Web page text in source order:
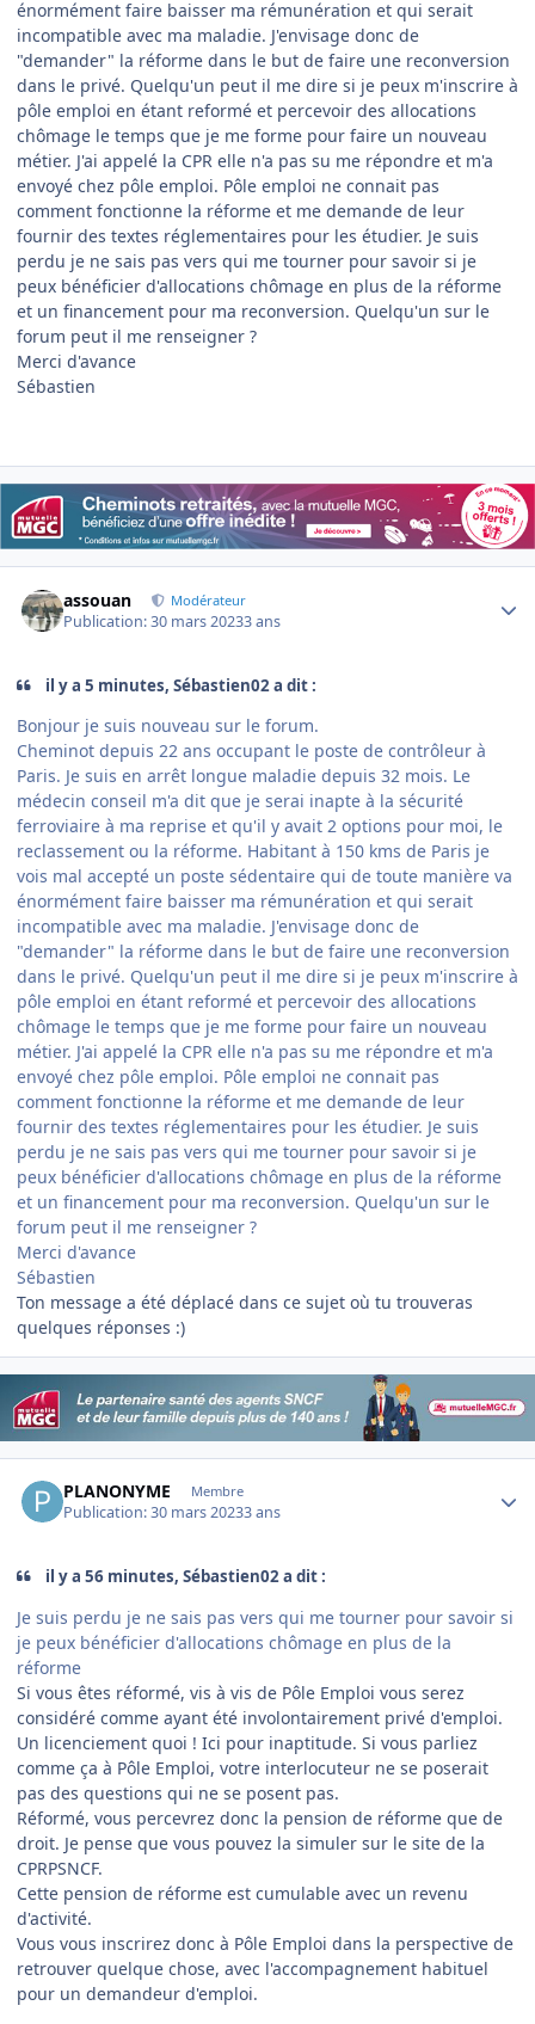
énormément faire baisser ma rémunération et qui serait
incompatible avec ma maladie. J'envisage donc de
"demander" la réforme dans le but de faire une reconversion
dans le privé. Quelqu'un peut il me dire si je peux m'inscrire à
pôle emploi en étant reformé et percevoir des allocations
chômage le temps que je me forme pour faire un nouveau
métier. J'ai appelé la CPR elle n'a pas su me répondre et m'a
envoyé chez pôle emploi. Pôle emploi ne connait pas
comment fonctionne la réforme et me demande de leur
fournir des textes réglementaires pour les étudier. Je suis
perdu je ne sais pas vers qui me tourner pour savoir si je
peux bénéficier d'allocations chômage en plus de la réforme
et un financement pour ma reconversion. Quelqu'un sur le
forum peut il me renseigner ?
Merci d'avance
Sébastien
assouan Modérateur
Publication:30 mars 20233 ans
il y a 5 minutes, Sébastien02 a dit :
Bonjour je suis nouveau sur le forum.
Cheminot depuis 22 ans occupant le poste de contrôleur à
Paris. Je suis en arrêt longue maladie depuis 32 mois. Le
médecin conseil m'a dit que je serai inapte à la sécurité
ferroviaire à ma reprise et qu'il y avait 2 options pour moi, le
reclassement ou la réforme. Habitant à 150 kms de Paris je
vois mal accepté un poste sédentaire qui de toute manière va
énormément faire baisser ma rémunération et qui serait
incompatible avec ma maladie. J'envisage donc de
"demander" la réforme dans le but de faire une reconversion
dans le privé. Quelqu'un peut il me dire si je peux m'inscrire à
pôle emploi en étant reformé et percevoir des allocations
chômage le temps que je me forme pour faire un nouveau
métier. J'ai appelé la CPR elle n'a pas su me répondre et m'a
envoyé chez pôle emploi. Pôle emploi ne connait pas
comment fonctionne la réforme et me demande de leur
fournir des textes réglementaires pour les étudier. Je suis
perdu je ne sais pas vers qui me tourner pour savoir si je
peux bénéficier d'allocations chômage en plus de la réforme
et un financement pour ma reconversion. Quelqu'un sur le
forum peut il me renseigner ?
Merci d'avance
Sébastien
Ton message a été déplacé dans ce sujet où tu trouveras
quelques réponses :)
PLANONYME Membre
Publication:30 mars 20233 ans
il y a 56 minutes, Sébastien02 a dit :
Je suis perdu je ne sais pas vers qui me tourner pour savoir si
je peux bénéficier d'allocations chômage en plus de la
réforme
Si vous êtes réformé, vis à vis de Pôle Emploi vous serez
considéré comme ayant été involontairement privé d'emploi.
Un licenciement quoi ! Ici pour inaptitude. Si vous parliez
comme ça à Pôle Emploi, votre interlocuteur ne se poserait
pas des questions qui ne se posent pas.
Réformé, vous percevrez donc la pension de réforme que de
droit. Je pense que vous pouvez la simuler sur le site de la
CPRPSNCF.
Cette pension de réforme est cumulable avec un revenu
d'activité.
Vous vous inscrirez donc à Pôle Emploi dans la perspective de
retrouver quelque chose, avec l'accompagnement habituel
pour un demandeur d'emploi.